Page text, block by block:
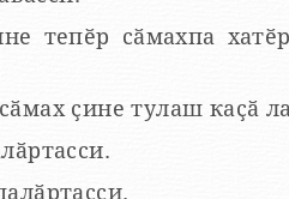
тепӗр сӑмахпа
ҫине тулаш каҫӑ